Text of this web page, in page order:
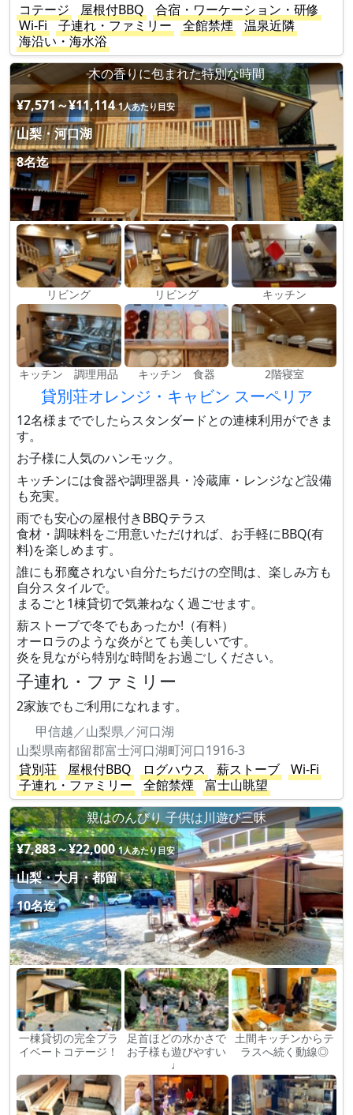
コテージ
屋根付BBQ
合宿・ワーケーション・研修
Wi-Fi
子連れ・ファミリー 全館禁煙
温泉近隣
海沿い・海水浴
木の香りに包まれた特別な時間
¥7,571～¥11,114 1人あたり目安
山梨・河口湖
8名迄
リビング リビング キッチン
キッチン 調理用品 キッチン 食器 2階寝室
貸別荘オレンジ・キャビン スーペリア
12名様まででしたらスタンダードとの連棟利用ができま
す。
お子様に人気のハンモック。
キッチンには食器や調理器具・冷蔵庫・レンジなど設備
も充実。
雨でも安心の屋根付きBBQテラス
食材・調味料をご用意いただければ、お手軽にBBQ(有
料)を楽しめます。
誰にも邪魔されない自分たちだけの空間は、楽しみ方も
自分スタイルで。
まるごと1棟貸切で気兼ねなく過ごせます。
薪ストーブで冬でもあったか!（有料）
オーロラのような炎がとても美しいです。
炎を見ながら特別な時間をお過ごしください。
子連れ・ファミリー
2家族でもご利用になれます。
甲信越／山梨県／河口湖
山梨県南都留郡富士河口湖町河口1916-3
貸別荘
屋根付BBQ ログハウス 薪ストーブ
Wi-Fi
子連れ・ファミリー
全館禁煙
富士山眺望
親はのんびり 子供は川遊び三昧
¥7,883～¥22,000 1人あたり目安
山梨・大月・都留
10名迄
一棟貸切の完全プラ
イベートコテージ！
足首ほどの水かさで
お子様も遊びやすい
♩
土間キッチンからテ
ラスへ続く動線◎